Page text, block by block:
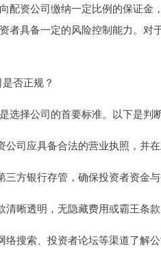
配资公司缴纳一定比例的保证
者具备一定的风险控制能力。
否正规？
选择公司的首要标准。以下是判
司应具备合法的营业执照，并在
方银行存管，确保投资者资金
晰透明，无隐藏费用或霸王条款
搜索、投资者论坛等渠道了解公